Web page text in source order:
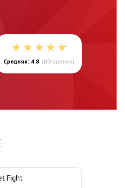
Средняя: 4.8 (80 оценок)
Fight